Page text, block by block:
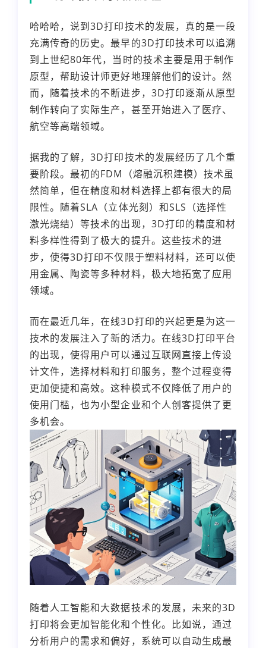
哈哈哈，说到3D打印技术的发展，真的是一段
充满传奇的历史。最早的3D打印技术可以追溯
到上世纪80年代，当时的技术主要是用于制作
原型，帮助设计师更好地理解他们的设计。然
而，随着技术的不断进步，3D打印逐渐从原型
制作转向了实际生产，甚至开始进入了医疗、
航空等高端领域。
据我的了解，3D打印技术的发展经历了几个重
要阶段。最初的FDM（熔融沉积建模）技术虽
然简单，但在精度和材料选择上都有很大的局
限性。随着SLA（立体光刻）和SLS（选择性
激光烧结）等技术的出现，3D打印的精度和材
料多样性得到了极大的提升。这些技术的进
步，使得3D打印不仅限于塑料材料，还可以使
用金属、陶瓷等多种材料，极大地拓宽了应用
领域。
而在最近几年，在线3D打印的兴起更是为这一
技术的发展注入了新的活力。在线3D打印平台
的出现，使得用户可以通过互联网直接上传设
计文件，选择材料和打印服务，整个过程变得
更加便捷和高效。这种模式不仅降低了用户的
使用门槛，也为小型企业和个人创客提供了更
多机会。
随着人工智能和大数据技术的发展，未来的3D
打印将会更加智能化和个性化。比如说，通过
分析用户的需求和偏好，系统可以自动生成最